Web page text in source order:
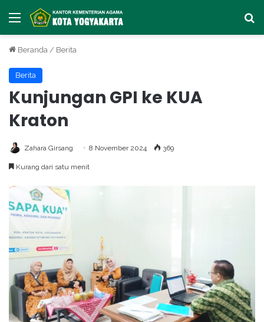
Menu
Beranda / Berita
Berita
Kunjungan GPI ke KUA
Kraton
Zahara Girsang 8 November 2024 369
Kurang dari satu menit